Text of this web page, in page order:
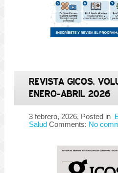
REVISTA GICOS.
ENERO-ABRIL 2026
3 febrero, 2026, Posted in
Salud Comments: No